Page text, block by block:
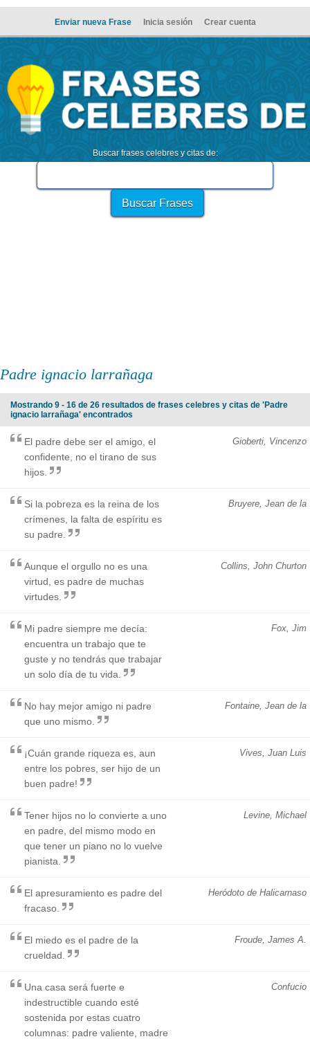
Enviar nueva Frase Inicia sesión Crear cuenta
Buscar frases celebres y citas de:
Padre ignacio larrañaga
Mostrando 9 - 16 de 26 resultados de frases celebres y citas de 'Padre
ignacio larrañaga' encontrados
Gioberti, Vincenzo
El padre debe ser el amigo, el
confidente, no el tirano de sus
hijos.
Bruyere, Jean de la
Si la pobreza es la reina de los
crímenes, la falta de espíritu es
su padre.
Collins, John Churton
Aunque el orgullo no es una
virtud, es padre de muchas
virtudes.
Fox, Jim
Mi padre siempre me decía:
encuentra un trabajo que te
guste y no tendrás que trabajar
un solo día de tu vida.
Fontaine, Jean de la
No hay mejor amigo ni padre
que uno mismo.
Vives, Juan Luis
¡Cuán grande riqueza es, aun
entre los pobres, ser hijo de un
buen padre!
Levine, Michael
Tener hijos no lo convierte a uno
en padre, del mismo modo en
que tener un piano no lo vuelve
pianista.
Heródoto de Halicarnaso
El apresuramiento es padre del
fracaso.
Froude, James A.
El miedo es el padre de la
crueldad.
Confucio
Una casa será fuerte e
indestructible cuando esté
sostenida por estas cuatro
columnas: padre valiente, madre